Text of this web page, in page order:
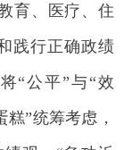
育、医疗、住
践行正确政绩
“公平”与“效
”统筹考虑，